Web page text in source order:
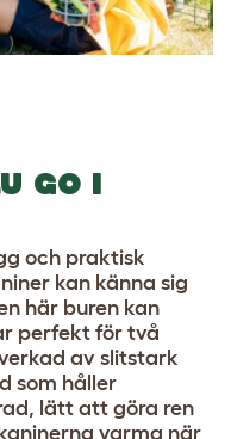
GO I
och praktisk
kan känna sig
här buren kan
perfekt för två
av slitstark
som håller
lätt att göra ren
varma när